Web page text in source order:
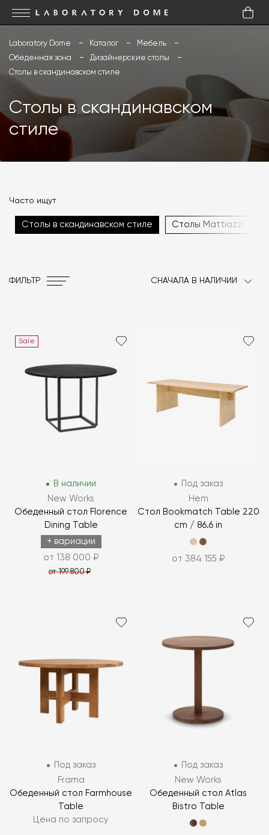
Laboratory Dome Каталог
Мебель
Обеденная зона
Дизайнерские столы
Столы в скандинавском стиле
Столы в скандинавском
стиле
Часто ищут
Столы Mattiazzi
Столы в скандинавском стиле
ФИЛЬТР СНАЧАЛА В НАЛИЧИИ
Sale
В наличии
New Works
Обеденный стол Florence
Dining Table
+ вариации
от 138 000 ₽
от 199 800 ₽
Под заказ
Hem
Стол Bookmatch Table 220
cm / 86.6 in
от 384 155 ₽
Под заказ
Frama
Обеденный стол Farmhouse
Table
Цена по запросу
Под заказ
New Works
Обеденный стол Atlas
Bistro Table